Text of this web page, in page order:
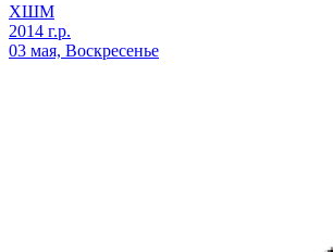
ХШМ
2014 г.р.
03 мая, Воскресенье